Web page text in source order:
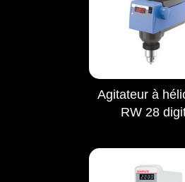
Agitateur à
RW 28